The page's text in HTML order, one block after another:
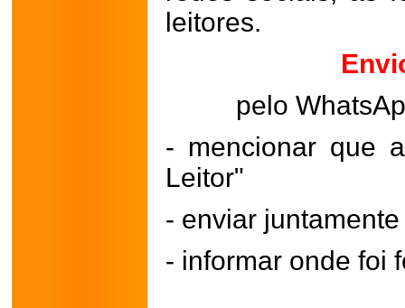
leitores.
pelo
- mencionar que
Leitor"
- enviar
- informar onde foi